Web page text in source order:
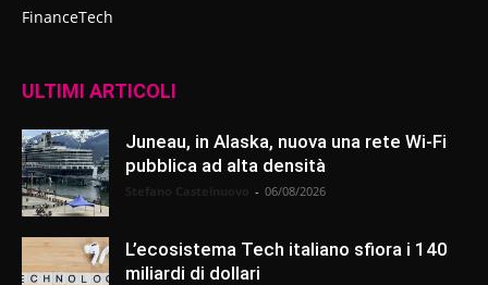
FinanceTech
ULTIMI ARTICOLI
Juneau, in Alaska, nuova una rete Wi-Fi
pubblica ad alta densità
- 06/08/2026
L’ecosistema Tech italiano sfiora i 140
miliardi di dollari